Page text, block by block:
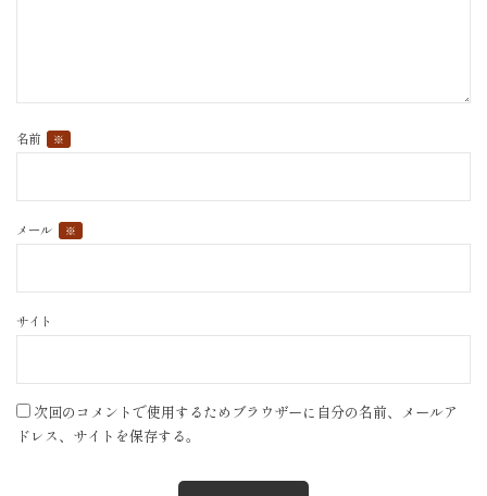
名前 ※
メール ※
サイト
次回のコメントで使用するためブラウザーに自分の名前、メールア
ドレス、サイトを保存する。